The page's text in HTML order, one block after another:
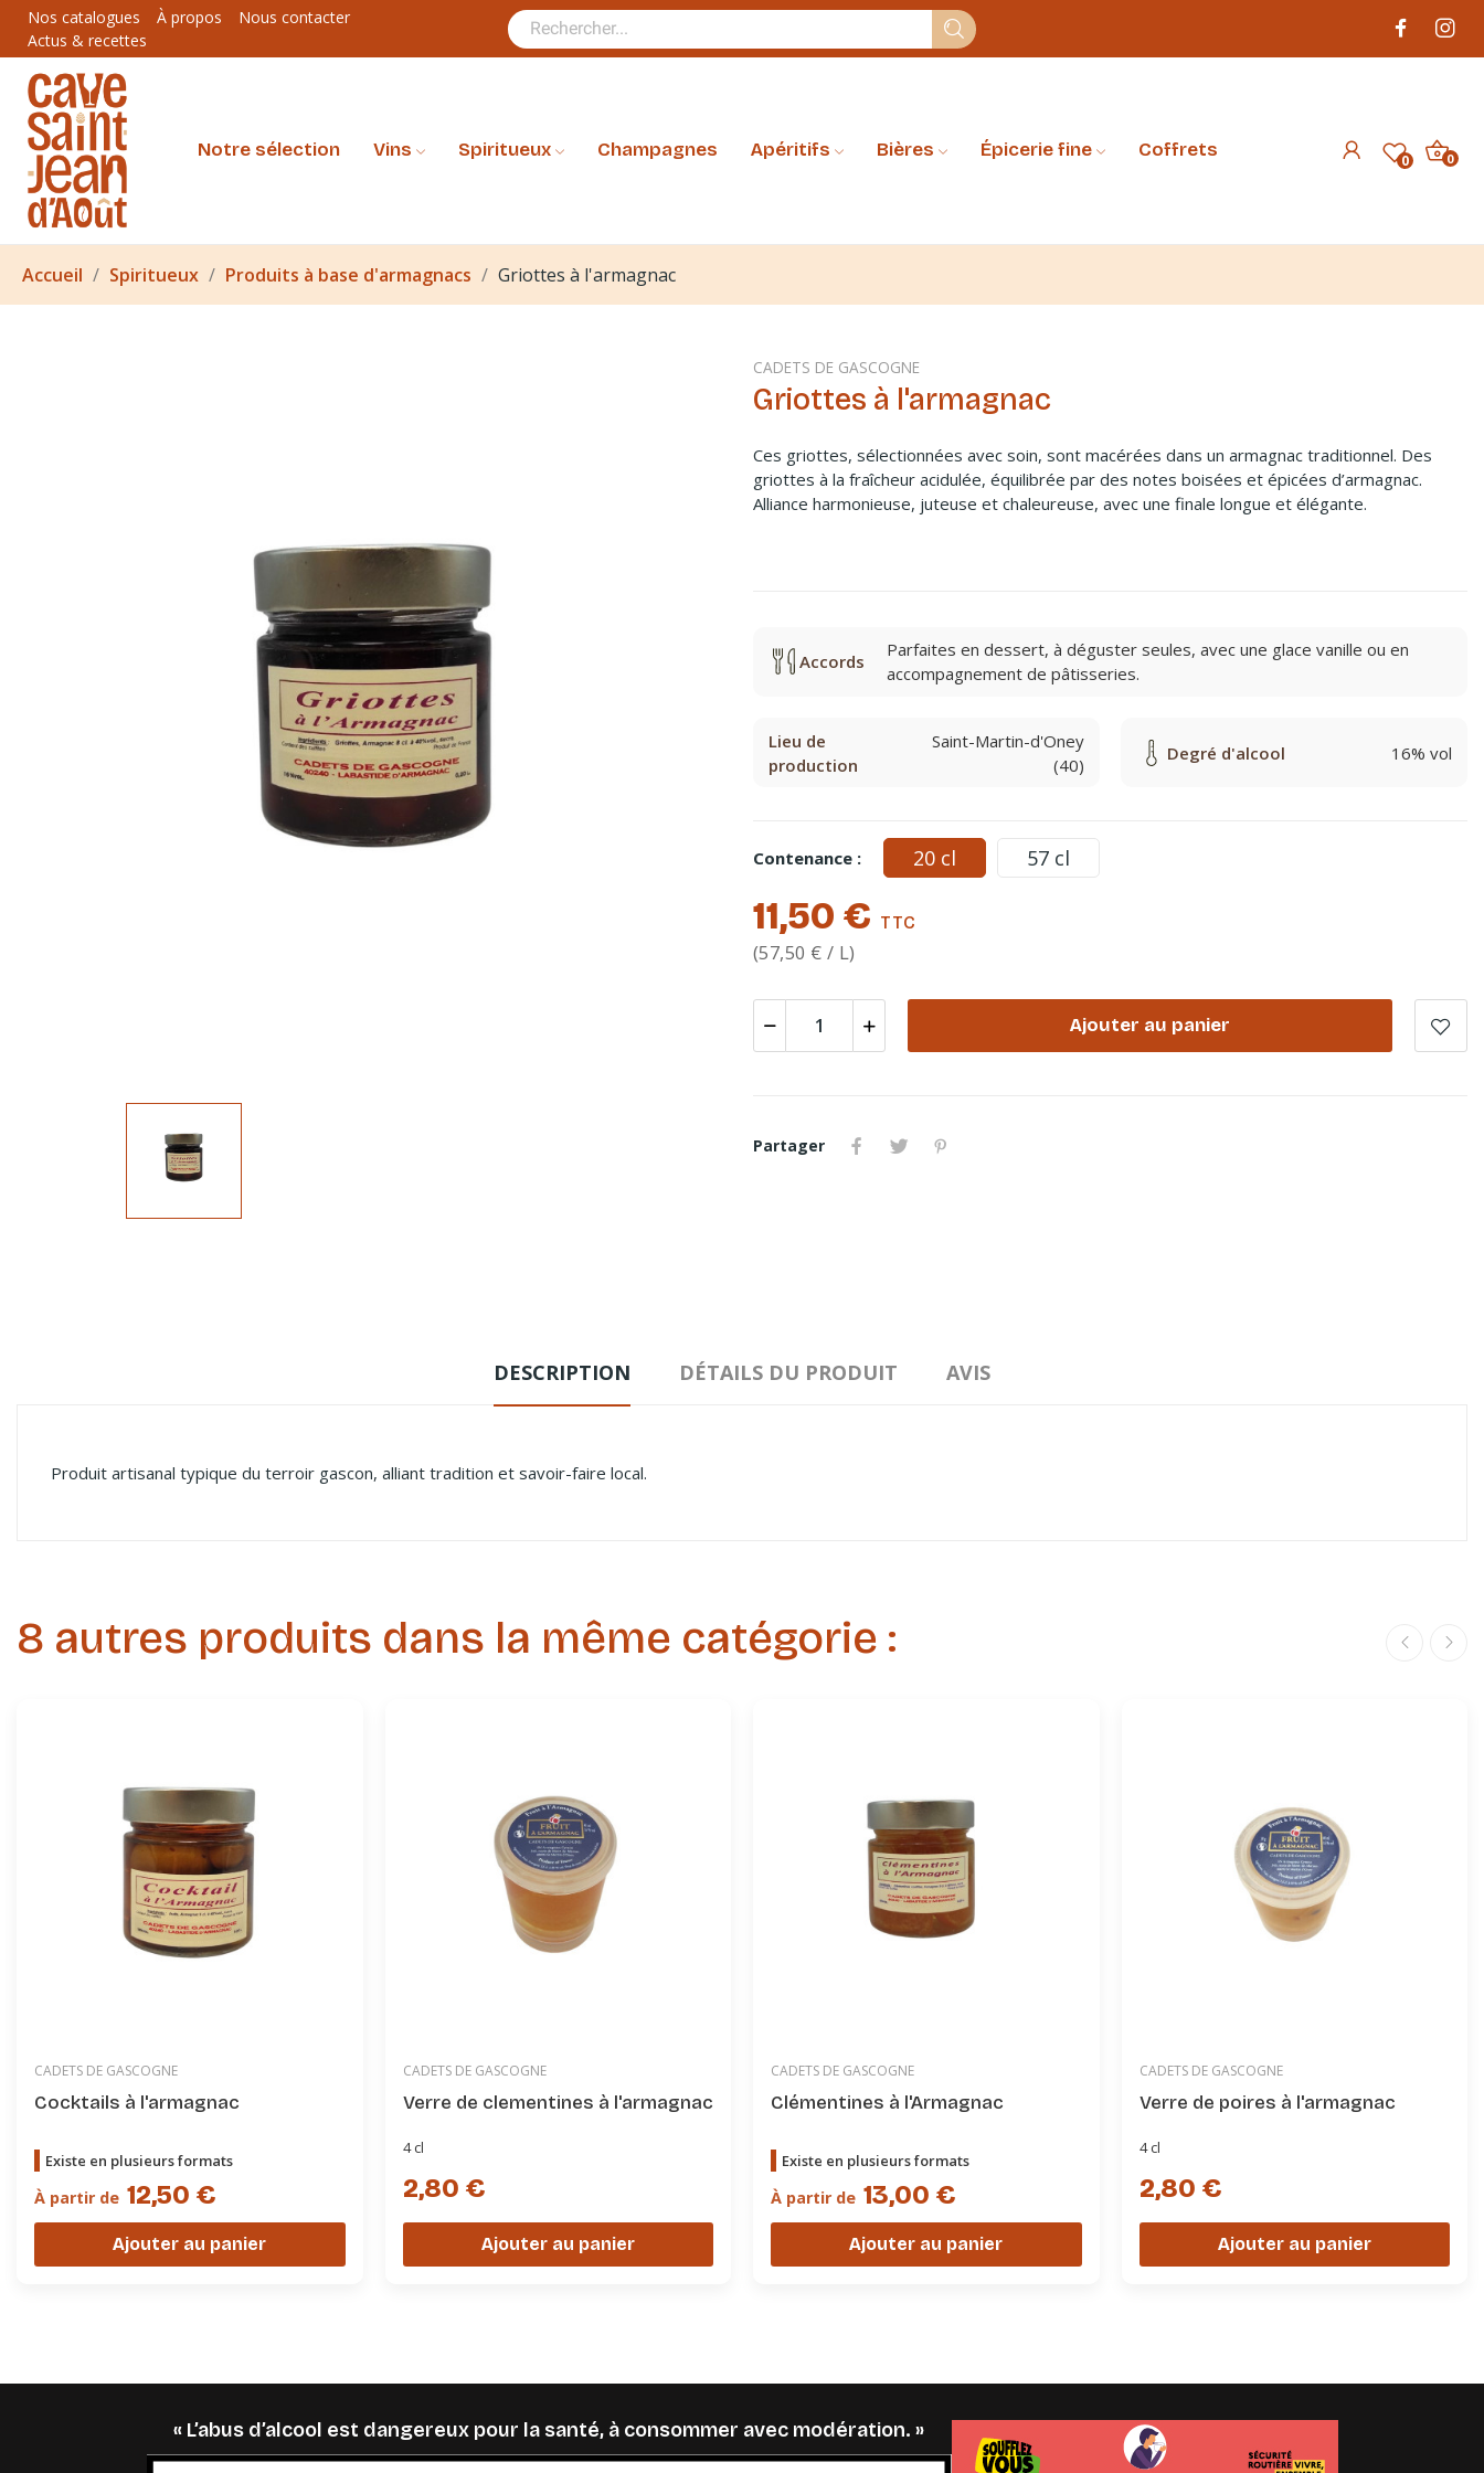
Nos catalogues À propos
Nous contacter
Actus & recettes
Notre sélection Vins Spiritueux Champagnes Apéritifs Bières Épicerie fine Coffrets 0 0
Accueil Spiritueux Produits à base d'armagnacs Griottes à l'armagnac
CADETS DE GASCOGNE
Griottes à l'armagnac
Ces griottes, sélectionnées avec soin, sont macérées dans un armagnac traditionnel. Des
griottes à la fraîcheur acidulée, équilibrée par des notes boisées et épicées d’armagnac.
Alliance harmonieuse, juteuse et chaleureuse, avec une finale longue et élégante.
Accords
Parfaites en dessert, à déguster seules, avec une glace vanille ou en
accompagnement de pâtisseries.
Lieu de
production
Saint-Martin-d'Oney
(40)
Degré d'alcool 16% vol
Contenance : 20 cl 57 cl
11,50 € TTC
(57,50 € / L)
Ajouter au panier
Partager
DESCRIPTION DÉTAILS DU PRODUIT AVIS
Produit artisanal typique du terroir gascon, alliant tradition et savoir-faire local.
8 autres produits dans la même catégorie :
CADETS DE GASCOGNE
Cocktails à l'armagnac
Existe en plusieurs formats
À partir de 12,50 €
Ajouter au panier
CADETS DE GASCOGNE
Verre de clementines à l'armagnac
4 cl
2,80 €
Ajouter au panier
CADETS DE GASCOGNE
Clémentines à l'Armagnac
Existe en plusieurs formats
À partir de 13,00 €
Ajouter au panier
CADETS DE GASCOGNE
Verre de poires à l'armagnac
4 cl
2,80 €
Ajouter au panier
« L’abus d’alcool est dangereux pour la santé, à consommer avec modération. »